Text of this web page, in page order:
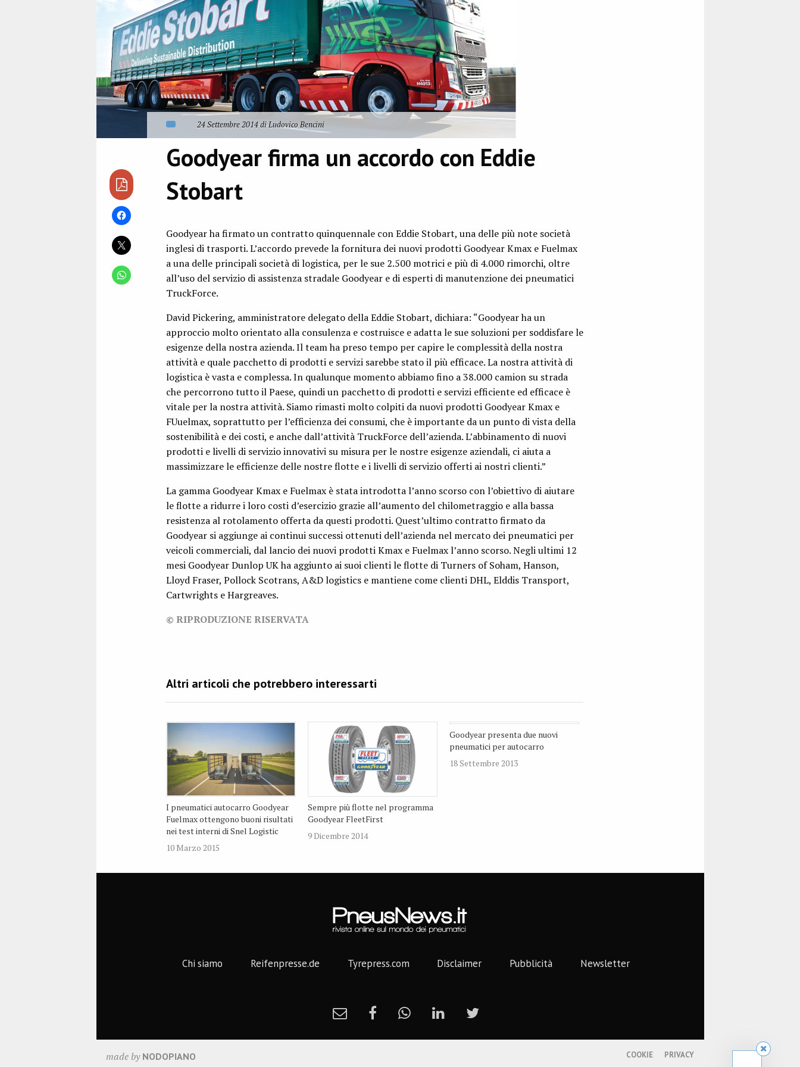
24 Settembre 2014 di Ludovico Bencini
Goodyear firma un accordo con Eddie
Stobart
Goodyear ha firmato un contratto quinquennale con Eddie Stobart, una delle più note società
inglesi di trasporti. L’accordo prevede la fornitura dei nuovi prodotti Goodyear Kmax e Fuelmax
a una delle principali società di logistica, per le sue 2.500 motrici e più di 4.000 rimorchi, oltre
all’uso del servizio di assistenza stradale Goodyear e di esperti di manutenzione dei pneumatici
TruckForce.
David Pickering, amministratore delegato della Eddie Stobart, dichiara: “Goodyear ha un
approccio molto orientato alla consulenza e costruisce e adatta le sue soluzioni per soddisfare le
esigenze della nostra azienda. Il team ha preso tempo per capire le complessità della nostra
attività e quale pacchetto di prodotti e servizi sarebbe stato il più efficace. La nostra attività di
logistica è vasta e complessa. In qualunque momento abbiamo fino a 38.000 camion su strada
che percorrono tutto il Paese, quindi un pacchetto di prodotti e servizi efficiente ed efficace è
vitale per la nostra attività. Siamo rimasti molto colpiti da nuovi prodotti Goodyear Kmax e
FUuelmax, soprattutto per l’efficienza dei consumi, che è importante da un punto di vista della
sostenibilità e dei costi, e anche dall’attività TruckForce dell’azienda. L’abbinamento di nuovi
prodotti e livelli di servizio innovativi su misura per le nostre esigenze aziendali, ci aiuta a
massimizzare le efficienze delle nostre flotte e i livelli di servizio offerti ai nostri clienti.”
La gamma Goodyear Kmax e Fuelmax è stata introdotta l’anno scorso con l’obiettivo di aiutare
le flotte a ridurre i loro costi d’esercizio grazie all’aumento del chilometraggio e alla bassa
resistenza al rotolamento offerta da questi prodotti. Quest’ultimo contratto firmato da
Goodyear si aggiunge ai continui successi ottenuti dell’azienda nel mercato dei pneumatici per
veicoli commerciali, dal lancio dei nuovi prodotti Kmax e Fuelmax l’anno scorso. Negli ultimi 12
mesi Goodyear Dunlop UK ha aggiunto ai suoi clienti le flotte di Turners of Soham, Hanson,
Lloyd Fraser, Pollock Scotrans, A&D logistics e mantiene come clienti DHL, Elddis Transport,
Cartwrights e Hargreaves.
© RIPRODUZIONE RISERVATA
I pneumatici autocarro Goodyear
Fuelmax ottengono buoni risultati
nei test interni di Snel Logistic
10 Marzo 2015
Sempre più flotte nel programma
Goodyear FleetFirst
9 Dicembre 2014
Goodyear presenta due nuovi
pneumatici per autocarro
18 Settembre 2013
Chi siamo Reifenpresse.de Tyrepress.com Disclaimer Pubblicità Newsletter
made by NODOPIANO COOKIE PRIVACY